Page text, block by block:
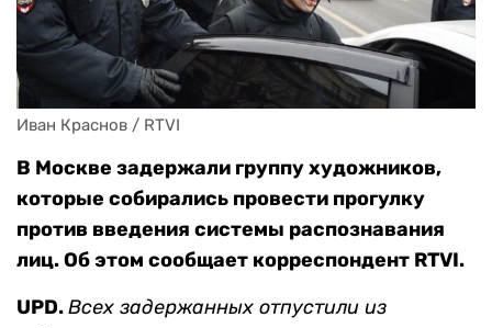
Иван Краснов / RTVI
В Москве задержали группу художников,
которые собирались провести прогулку
против введения системы распознавания
лиц. Об этом сообщает корреспондент RTVI.
UPD.Всех задержанных отпустили из